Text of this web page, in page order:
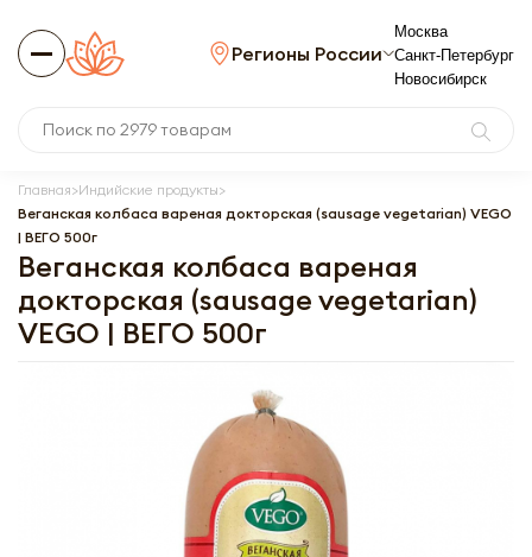
Регионы России
Москва
Санкт-Петербург
Новосибирск
Главная Индийские продукты
Веганская колбаса вареная докторская (sausage vegetarian) VEGO
| ВЕГО 500г
Веганская колбаса вареная
докторская (sausage vegetarian)
VEGO | ВЕГО 500г